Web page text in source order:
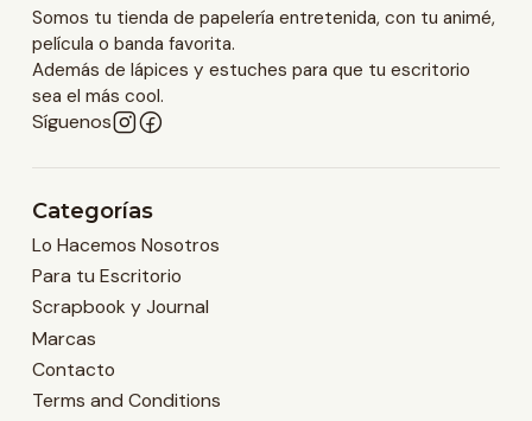
Somos tu tienda de papelería entretenida, con tu animé,
película o banda favorita.
Además de lápices y estuches para que tu escritorio
sea el más cool.
Síguenos
Categorías
Lo Hacemos Nosotros
Para tu Escritorio
Scrapbook y Journal
Marcas
Contacto
Terms and Conditions